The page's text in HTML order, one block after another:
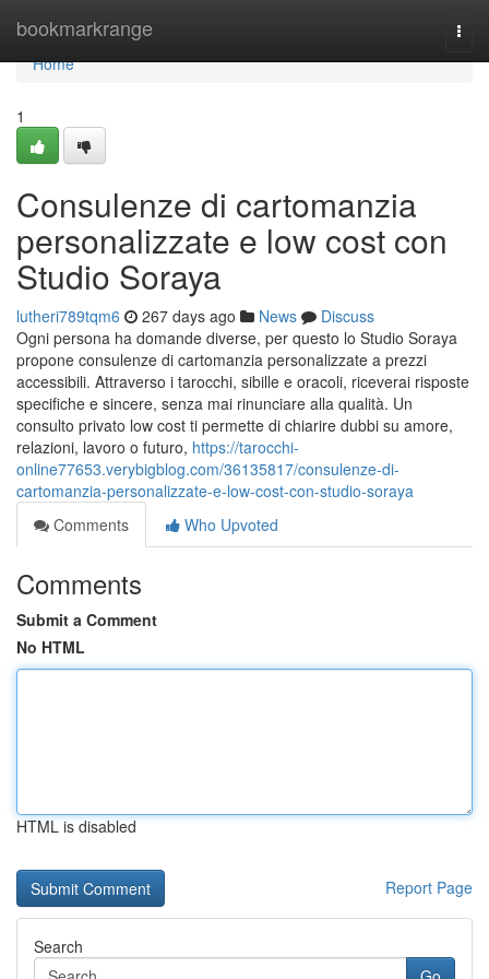
bookmarkrange
Home
Home
1
Consulenze di cartomanzia
personalizzate e low cost con
Studio Soraya
lutheri789tqm6 267 days ago News
Discuss
Ogni persona ha domande diverse, per questo lo Studio Soraya
propone consulenze di cartomanzia personalizzate a prezzi
accessibili. Attraverso i tarocchi, sibille e oracoli, riceverai risposte
specifiche e sincere, senza mai rinunciare alla qualità. Un
consulto privato low cost ti permette di chiarire dubbi su amore,
relazioni, lavoro o futuro, https://tarocchi-
online77653.verybigblog.com/36135817/consulenze-di-
cartomanzia-personalizzate-e-low-cost-con-studio-soraya
Comments
Who Upvoted
Comments
Submit a Comment
No HTML
HTML is disabled
Report Page
Search